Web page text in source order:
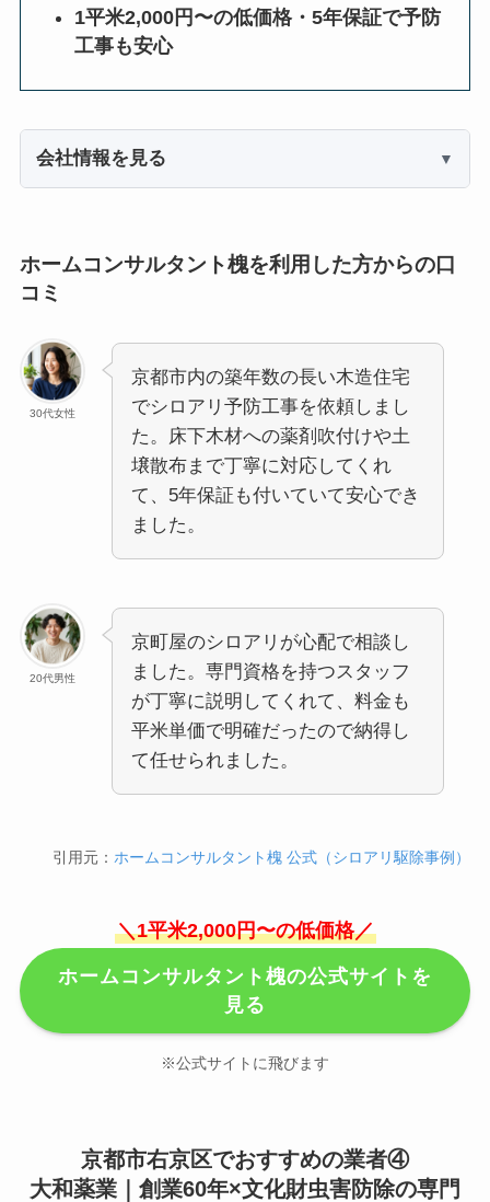
1平米2,000円〜の低価格・5年保証で予防
工事も安心
会社情報を見る
ホームコンサルタント槐を利用した方からの口
コミ
30代女性
京都市内の築年数の長い木造住宅
でシロアリ予防工事を依頼しまし
た。床下木材への薬剤吹付けや土
壌散布まで丁寧に対応してくれ
て、5年保証も付いていて安心でき
ました。
20代男性
京町屋のシロアリが心配で相談し
ました。専門資格を持つスタッフ
が丁寧に説明してくれて、料金も
平米単価で明確だったので納得し
て任せられました。
引用元： ホームコンサルタント槐 公式（シロアリ駆除事例）
＼1平米2,000円〜の低価格／
ホームコンサルタント槐の公式サイトを
見る
※公式サイトに飛びます
京都市右京区でおすすめの業者④
大和薬業｜創業60年×文化財虫害防除の専門